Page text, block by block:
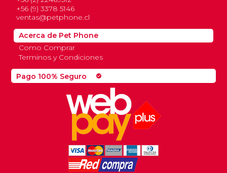
Pago 100% Seguro check_circle
+56 (9) 3378 5146
ventas@petphone.cl
Acerca de Pet Phone
Como Comprar
Terminos y Condiciones